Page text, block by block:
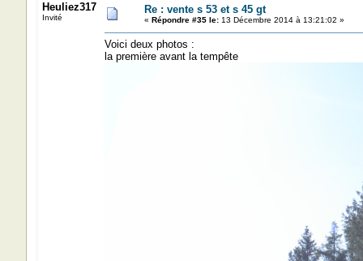
Heuliez317
Invité
Re : vente s 53 et s 45 gt
« Répondre #35 le:13 Décembre 2014 à 13:21:02 »
Voici deux photos :
la première avant la tempête